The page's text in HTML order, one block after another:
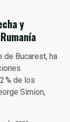
y
de Bucarest, ha
% de los
Simion,